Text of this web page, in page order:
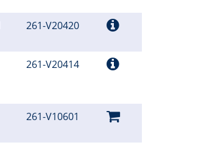
261-V20420
261-V20414
261-V10601